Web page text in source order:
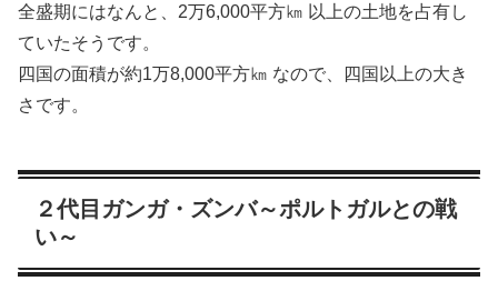
全盛期にはなんと、2万6,000平方㎞ 以上の土地を占有し
ていたそうです。
四国の面積が約1万8,000平方㎞ なので、四国以上の大き
さです。
２代目ガンガ・ズンバ～ポルトガルとの戦
い～